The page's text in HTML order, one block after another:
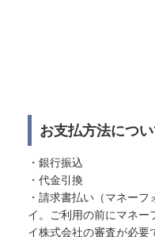
お支払方法につ
・銀行振込
・代金引換
・請求書払い（マネー
イ。ご利用の前にマネー
イ株式会社の審査が必要